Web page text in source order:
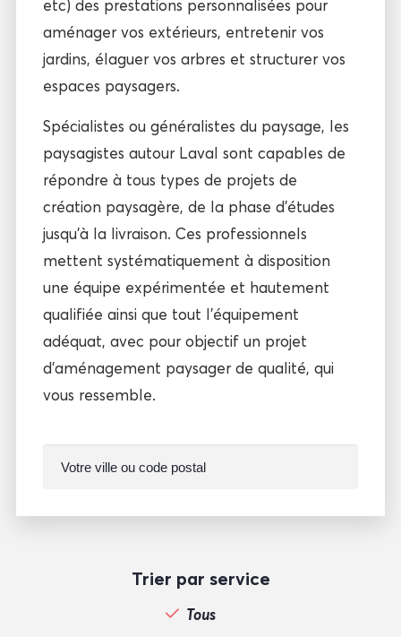
etc) des prestations personnalisées pour
aménager vos extérieurs, entretenir vos
jardins, élaguer vos arbres et structurer vos
espaces paysagers.
Spécialistes ou généralistes du paysage, les
paysagistes autour Laval sont capables de
répondre à tous types de projets de
création paysagère, de la phase d’études
jusqu’à la livraison. Ces professionnels
mettent systématiquement à disposition
une équipe expérimentée et hautement
qualifiée ainsi que tout l’équipement
adéquat, avec pour objectif un projet
d’aménagement paysager de qualité, qui
vous ressemble.
Trier par service
Tous